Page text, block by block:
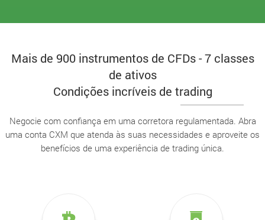
Mais de 900 instrumentos de CFDs - 7 classes
de ativos
Condições incríveis de trading
Negocie com confiança em uma corretora regulamentada. Abra
uma conta CXM que atenda às suas necessidades e aproveite os
benefícios de uma experiência de trading única.